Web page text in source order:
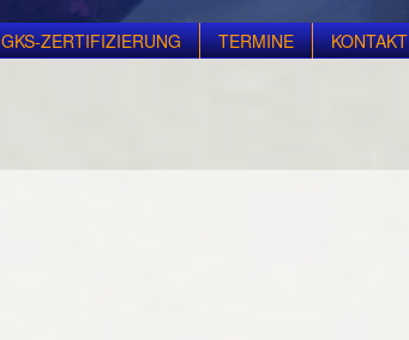
GKS-ZERTIFIZIERUNG TERMINE KONTAKT